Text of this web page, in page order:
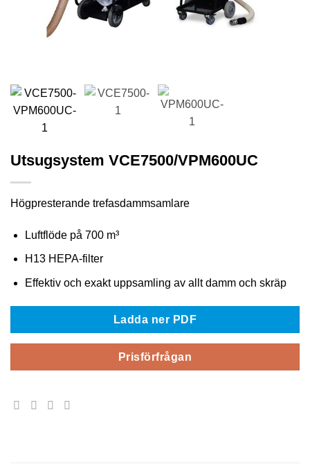
Utsugsystem VCE7500/VPM600UC
Högpresterande trefasdammsamlare
Luftflöde på 700 m³
H13 HEPA-filter
Effektiv och exakt uppsamling av allt damm och skräp
Ladda ner PDF
Prisförfrågan